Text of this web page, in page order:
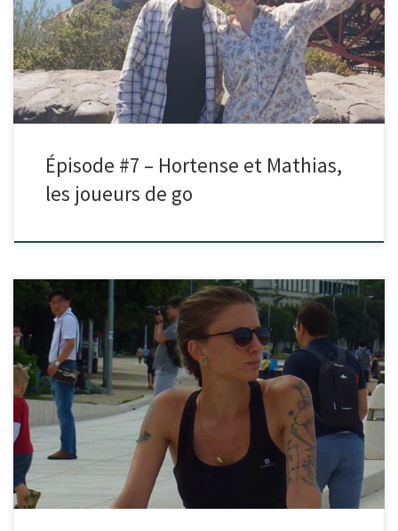
Tous les deux ingénieurs, écolos dans l’âme et en […]
Épisode #7 – Hortense et Mathias,
les joueurs de go
Dans cet épisode je reçois Adeline. Amoureuse des animaux et de la
nature, après ses études en soin animaliers Adeline […]